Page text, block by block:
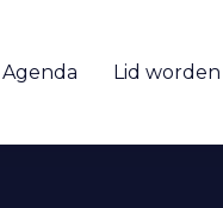
Agenda Lid worden